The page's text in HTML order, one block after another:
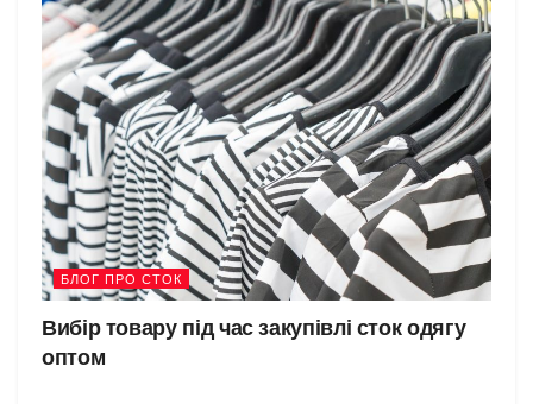
БЛОГ ПРО СТОК
Вибір товару під час закупівлі сток одягу
оптом